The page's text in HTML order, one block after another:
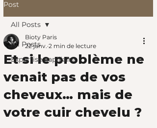
Post
All Posts
Expertise capillaire
All Posts
Et si le problème ne
venait pas de vos
cheveux… mais de
votre cuir chevelu ?
Bioty Paris
22 janv. 2 min de lecture